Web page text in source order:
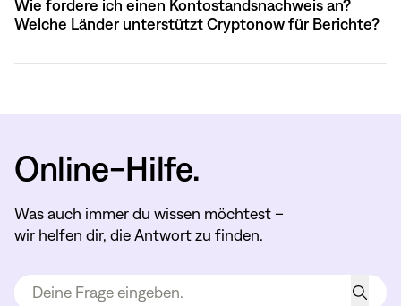
Wie fordere ich einen Kontostandsnachweis an?
Welche Länder unterstützt Cryptonow für Berichte?
Online-Hilfe.
Was auch immer du wissen möchtest –
wir helfen dir, die Antwort zu finden.